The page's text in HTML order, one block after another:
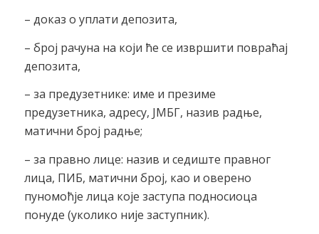
– доказ о уплати депозита,
– број рачуна на који ће се извршити повраћај
депозита,
– за предузетнике: име и презиме
предузетника, адресу, ЈМБГ, назив радње,
матични број радње;
– за правно лице: назив и седиште правног
лица, ПИБ, матични број, као и оверено
пуномоћје лица које заступа подносиоца
понуде (уколико није заступник).